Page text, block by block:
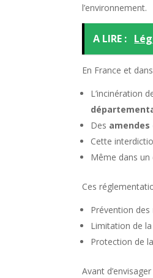
l’environnement.
A LIRE :
En France et
L’incinération
Des amendes
Cette
Même dans un
Ces
Prévention des
Limitation de la
Protection de la
Avant